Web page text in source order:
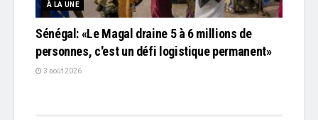
À LA UNE
Sénégal: «Le Magal draine 5 à 6 millions de
personnes, c'est un défi logistique permanent»
3 août 2026